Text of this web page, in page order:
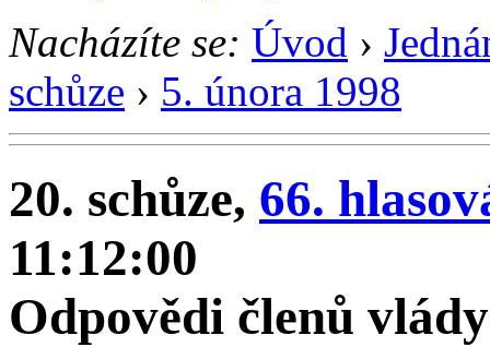
Nacházíte se: Úvod ›
schůze › 5. února 1998
20. schůze, 66.
11:12:00
Odpovědi členů